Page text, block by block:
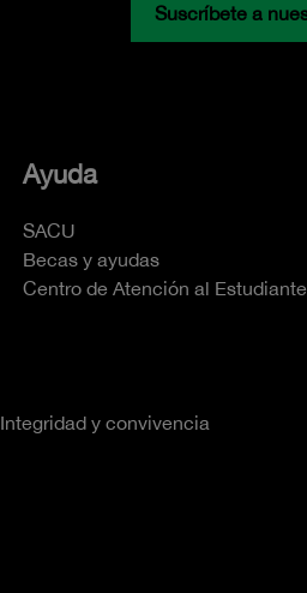
Suscríbete a
Ayuda
SACU
Becas y ayudas
Centro de Atención al Estudiante
Integridad y convivencia